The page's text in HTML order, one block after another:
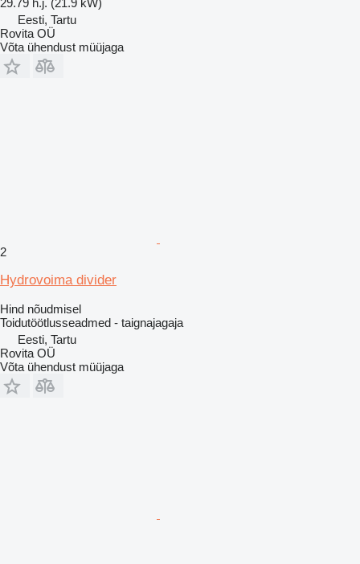
29.79 h.j. (21.9 kW)
Eesti, Tartu
Rovita OÜ
Võta ühendust müüjaga
2
Hydrovoima divider
Hind nõudmisel
Toidutöötlusseadmed - taignajagaja
Eesti, Tartu
Rovita OÜ
Võta ühendust müüjaga